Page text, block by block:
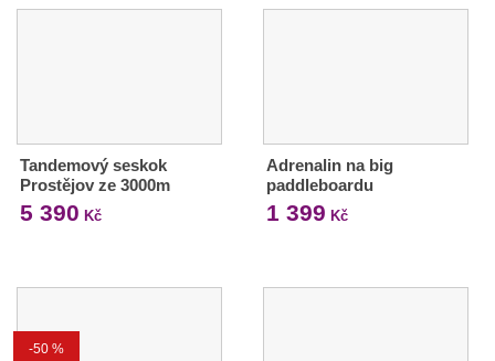
Tandemový seskok
Prostějov ze 3000m
5 390 Kč
Adrenalin na big
paddleboardu
1 399 Kč
-50 %